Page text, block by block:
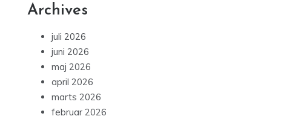
Archives
juli 2026
juni 2026
maj 2026
april 2026
marts 2026
februar 2026